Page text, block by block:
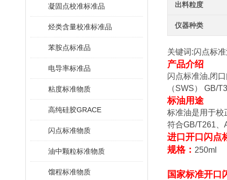
凝固点校准标准品
烃类含量校准标准品
苯胺点标准品
电导率标准品
粘度标准物质
高纯硅胶GRACE
闪点标准物质
油中颗粒标准物质
馏程标准物质
出料粒度
仪器种类
关键词:闪点标
产品介绍
闪点标准油,闭
（SWS） GB/
标油用途
标准油是用于校
符合GB/T261、
进口开口闪点
规格： 250ml
国家标准开口